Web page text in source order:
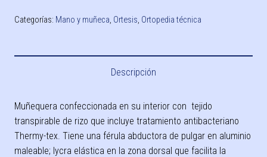
Categorías: Mano y muñeca, Ortesis, Ortopedia técnica
Descripción
Muñequera confeccionada en su interior con tejido
transpirable de rizo que incluye tratamiento antibacteriano
Thermy-tex. Tiene una férula abductora de pulgar en aluminio
maleable; lycra elástica en la zona dorsal que facilita la